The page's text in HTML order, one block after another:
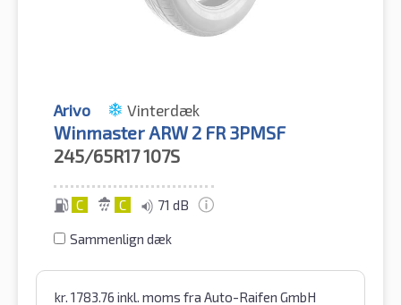
Arivo Vinterdæk
Winmaster ARW 2 FR 3PMSF
245/65R17107S
C C 71 dB
Sammenlign dæk
kr. 1783.76 inkl. moms fra Auto-Raifen GmbH